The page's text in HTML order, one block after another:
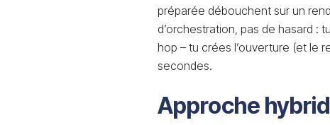
préparée débouchent sur un
d’orchestration, pas de hasard :
hop – tu crées l’ouverture (et le
secondes.
Approche